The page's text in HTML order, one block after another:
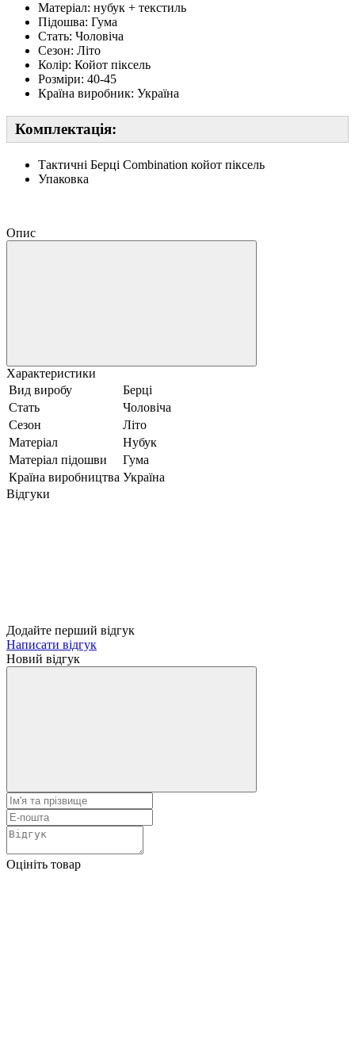
Матеріал: нубук + текстиль
Підошва: Гума
Стать: Чоловіча
Сезон: Літо
Колір: Койот піксель
Розміри: 40-45
Країна виробник: Україна
Комплектація:
Тактичні Берці Combination койот піксель
Упаковка
Опис
Характеристики
Вид виробу
Берці
Стать
Чоловіча
Сезон
Літо
Матеріал
Нубук
Матеріал підошви
Гума
Країна виробництва Україна
Відгуки
Додайте перший відгук
Написати відгук
Новий відгук
Оцініть товар